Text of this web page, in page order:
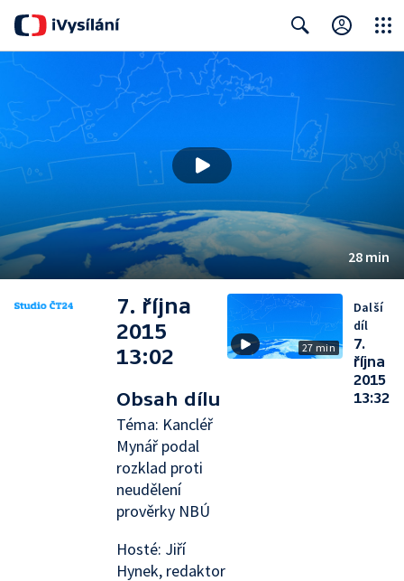
28 min
7. října
2015
13:02
Obsah dílu
Téma: Kancléř
Mynář podal
rozklad proti
neudělení
prověrky NBÚ
Hosté: Jiří
Hynek, redaktor
27 min
Další
díl
7.
října
2015
13:32